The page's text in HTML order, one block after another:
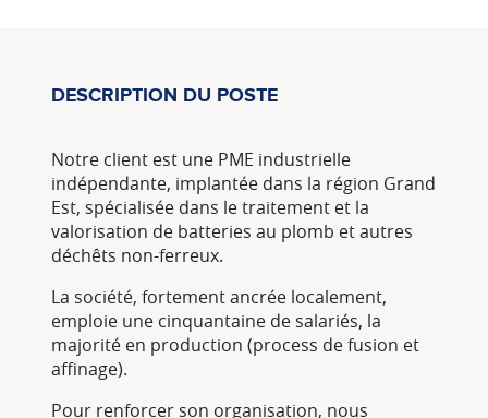
DESCRIPTION DU POSTE
Notre client est une PME industrielle
indépendante, implantée dans la région Grand
Est, spécialisée dans le traitement et la
valorisation de batteries au plomb et autres
déchêts non-ferreux.
La société, fortement ancrée localement,
emploie une cinquantaine de salariés, la
majorité en production (process de fusion et
affinage).
Pour renforcer son organisation, nous